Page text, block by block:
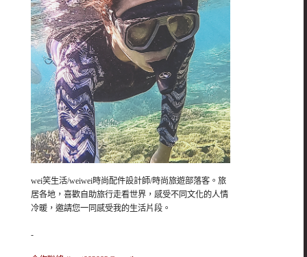
wei笑生活/weiwei時尚配件設計師/時尚旅遊部落客。旅
居各地，喜歡自助旅行走看世界，感受不同文化的人情
冷暖，邀請您一同感受我的生活片段。
-